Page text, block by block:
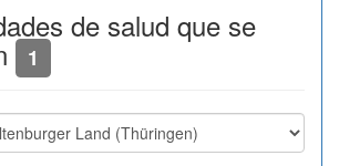
de salud que se
1